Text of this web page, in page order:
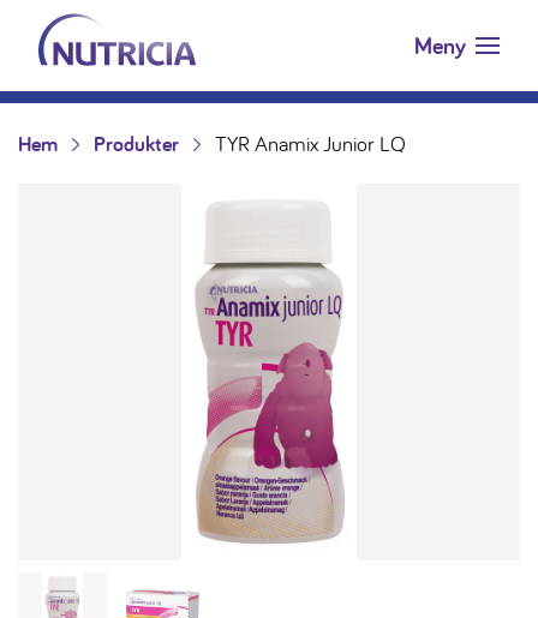
Hoppa till innehåll
Nutricia.se Meny
Hem Produkter TYR Anamix Junior LQ